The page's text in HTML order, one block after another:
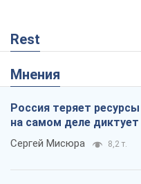
Rest
Мнения
Россия теряет
на самом деле
Сергей Мисюра 8,2 т.